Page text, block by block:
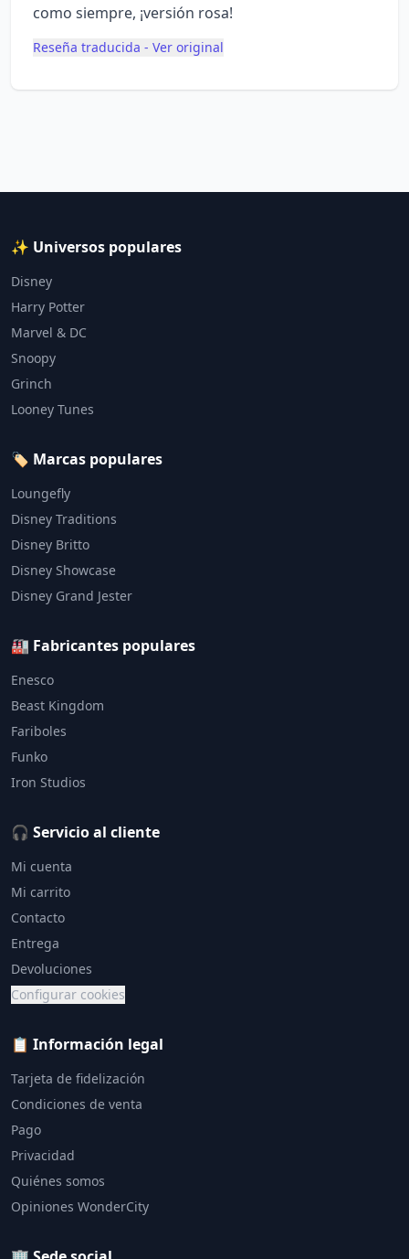
como siempre, ¡versión rosa!
Reseña traducida - Ver original
✨ Universos populares
Disney
Harry Potter
Marvel & DC
Snoopy
Grinch
Looney Tunes
🏷️ Marcas populares
Loungefly
Disney Traditions
Disney Britto
Disney Showcase
Disney Grand Jester
🏭 Fabricantes populares
Enesco
Beast Kingdom
Fariboles
Funko
Iron Studios
🎧 Servicio al cliente
Mi cuenta
Mi carrito
Contacto
Entrega
Devoluciones
Configurar cookies
📋 Información legal
Tarjeta de fidelización
Condiciones de venta
Pago
Privacidad
Quiénes somos
Opiniones WonderCity